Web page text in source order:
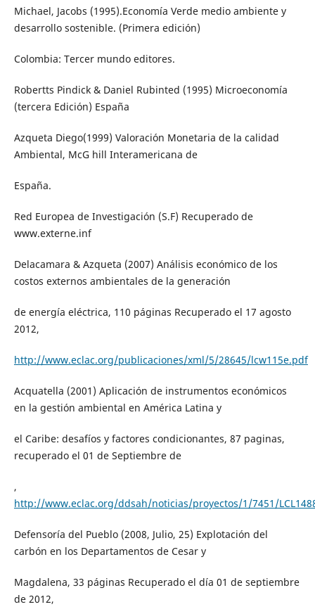
Michael, Jacobs (1995).Economía Verde medio ambiente y
desarrollo sostenible. (Primera edición)
Colombia: Tercer mundo editores.
Robertts Pindick & Daniel Rubinted (1995) Microeconomía
(tercera Edición) España
Azqueta Diego(1999) Valoración Monetaria de la calidad
Ambiental, McG hill Interamericana de
España.
Red Europea de Investigación (S.F) Recuperado de
www.externe.inf
Delacamara & Azqueta (2007) Análisis económico de los
costos externos ambientales de la generación
de energía eléctrica, 110 páginas Recuperado el 17 agosto
2012,
http://www.eclac.org/publicaciones/xml/5/28645/lcw115e.pdf
Acquatella (2001) Aplicación de instrumentos económicos
en la gestión ambiental en América Latina y
el Caribe: desafíos y factores condicionantes, 87 paginas,
recuperado el 01 de Septiembre de
,
http://www.eclac.org/ddsah/noticias/proyectos/1/7451/
Defensoría del Pueblo (2008, Julio, 25) Explotación del
carbón en los Departamentos de Cesar y
Magdalena, 33 páginas Recuperado el día 01 de septiembre
de 2012,